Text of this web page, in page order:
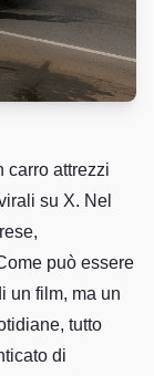
carro attrezzi
su X. Nel
può essere
un film, ma un
tutto
di